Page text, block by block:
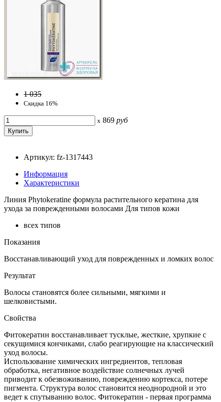
1 035
Скидка 16%
x 869 руб
Артикул: fz-1317443
Информация
Характеристики
Линия Phytokeratine формула растительного кератина для
ухода за поврежденными волосами Для типов кожи
всех типов
Показания
Восстанавливающий уход для поврежденных и ломких волос
Результат
Волосы становятся более сильными, мягкими и
шелковистыми.
Свойства
Фитокератин восстанавливает тусклые, жесткие, хрупкие с
секущимися кончиками, слабо реагирующие на классический
уход волосы.
Использование химических ингредиентов, тепловая
обработка, негативное воздействие солнечных лучей
приводит к обезвоживанию, повреждению кортекса, потере
пигмента. Структура волос становится неоднородной и это
ведет к спутыванию волос. Фитокератин - первая программа